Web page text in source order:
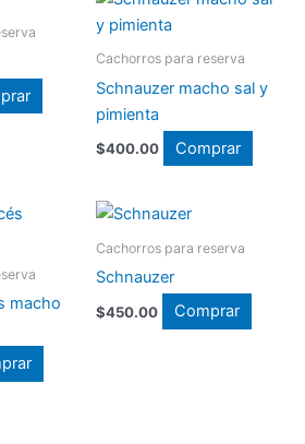
Cachorros para reserva
Schnauzer macho sal y
pimienta
$400.00 Comprar
macho
Cachorros para reserva
Schnauzer
$450.00 Comprar